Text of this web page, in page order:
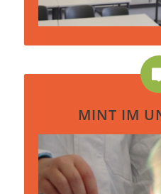
MINT IM